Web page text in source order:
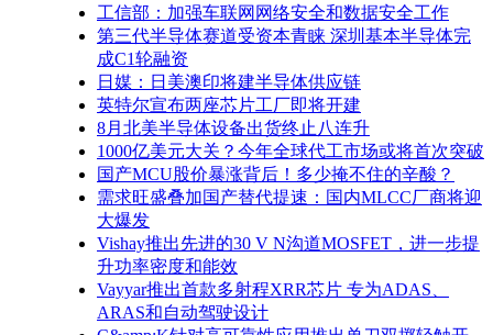
工信部：加强车联网网络安全和数据安全工作
第三代半导体赛道受资本青睐 深圳基本半导体完
成C1轮融资
日媒：日美澳印将建半导体供应链
英特尔宣布两座芯片工厂即将开建
8月北美半导体设备出货终止八连升
1000亿美元大关？今年全球代工市场或将首次突破
国产MCU股价暴涨背后！多少掩不住的辛酸？
需求旺盛叠加国产替代提速：国内MLCC厂商将迎
大爆发
Vishay推出先进的30 V N沟道MOSFET，进一步提
升功率密度和能效
Vayyar推出首款多射程XRR芯片 专为ADAS、
ARAS和自动驾驶设计